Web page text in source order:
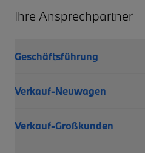
Ihre Ansprechpartner
Geschäftsführung
Verkauf-Neuwagen
Verkauf-Großkunden